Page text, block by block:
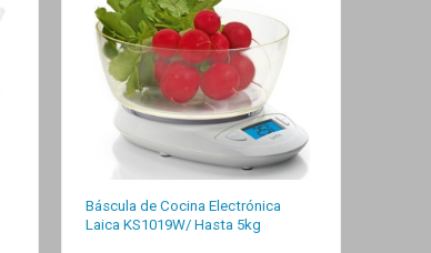
Báscula de Cocina Electrónica
Laica KS1019W/ Hasta 5kg